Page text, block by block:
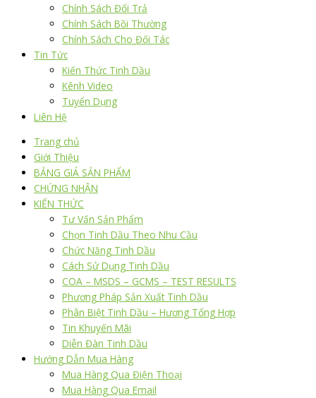
Chính Sách Đổi Trả
Chính Sách Bồi Thường
Chính Sách Cho Đối Tác
Tin Tức
Kiến Thức Tinh Dầu
Kênh Video
Tuyển Dụng
Liên Hệ
Trang chủ
Giới Thiệu
BẢNG GIÁ SẢN PHẨM
CHỨNG NHẬN
KIẾN THỨC
Tư Vấn Sản Phẩm
Chọn Tinh Dầu Theo Nhu Cầu
Chức Năng Tinh Dầu
Cách Sử Dụng Tinh Dầu
COA – MSDS – GCMS – TEST RESULTS
Phương Pháp Sản Xuất Tinh Dầu
Phân Biệt Tinh Dầu – Hương Tổng Hợp
Tin Khuyến Mãi
Diễn Đàn Tinh Dầu
Hướng Dẫn Mua Hàng
Mua Hàng Qua Điện Thoại
Mua Hàng Qua Email